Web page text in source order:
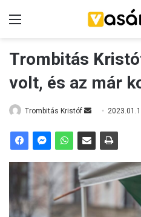
Trombitás
volt, és az már
Trombitás Kristóf
a
n